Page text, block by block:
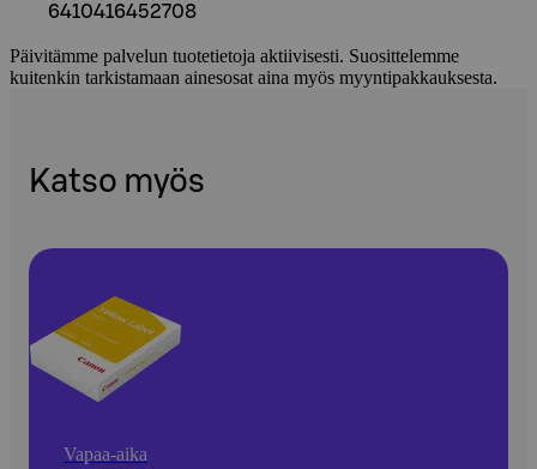
6410416452708
Päivitämme palvelun tuotetietoja aktiivisesti. Suosittelemme
kuitenkin tarkistamaan ainesosat aina myös myyntipakkauksesta.
Katso myös
Vapaa-aika